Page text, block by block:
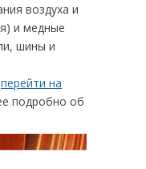
воздуха и
и медные
шины и
перейти на
подробно об